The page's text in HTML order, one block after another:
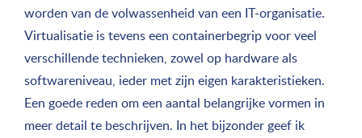
worden van de volwassenheid van een IT-organisatie.
Virtualisatie is tevens een containerbegrip voor veel
verschillende technieken, zowel op hardware als
softwareniveau, ieder met zijn eigen karakteristieken.
Een goede reden om een aantal belangrijke vormen in
meer detail te beschrijven. In het bijzonder geef ik